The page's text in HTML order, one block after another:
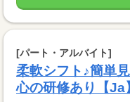
[パート・アルバイト]
柔軟シフト♪簡単
心の研修あり【Ja